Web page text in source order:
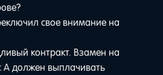
свое внимание на
контракт. Взамен на
A должен выплачивать